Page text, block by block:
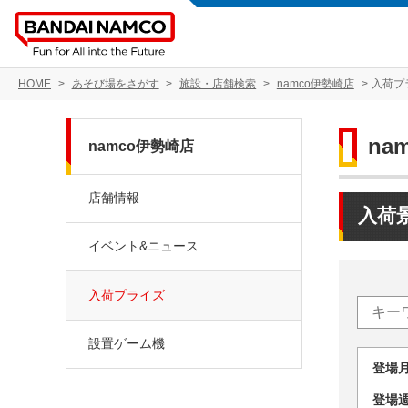
HOME あそび場をさがす 施設・店舗検索 namco伊勢崎店 入荷プ
入荷
登
登
namco伊勢崎店
店舗情報
イベント&ニュース
入荷プライズ
設置ゲーム機